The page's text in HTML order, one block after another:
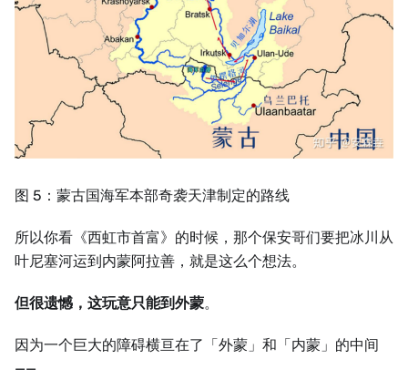
图 5：蒙古国海军本部奇袭天津制定的路线
所以你看《西虹市首富》的时候，那个保安哥们要把冰川从
叶尼塞河运到内蒙阿拉善，就是这么个想法。
但很遗憾，这玩意只能到外蒙。
因为一个巨大的障碍横亘在了「外蒙」和「内蒙」的中间
——